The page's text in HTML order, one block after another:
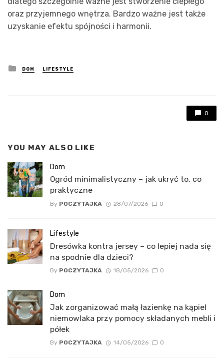
oraz przyjemnego wnętrza. Bardzo ważne jest także
uzyskanie efektu spójności i harmonii.
Posted
in
DOM LIFESTYLE
0
YOU MAY ALSO LIKE
Dom
Ogród minimalistyczny – jak ukryć to, co
praktyczne
By POCZYTAJKA 28/07/2026 0
Lifestyle
Dresówka kontra jersey – co lepiej nada się
na spodnie dla dzieci?
By POCZYTAJKA 18/05/2026 0
Dom
Jak zorganizować małą łazienkę na kąpiel
niemowlaka przy pomocy składanych mebli i
półek
By POCZYTAJKA 14/05/2026 0